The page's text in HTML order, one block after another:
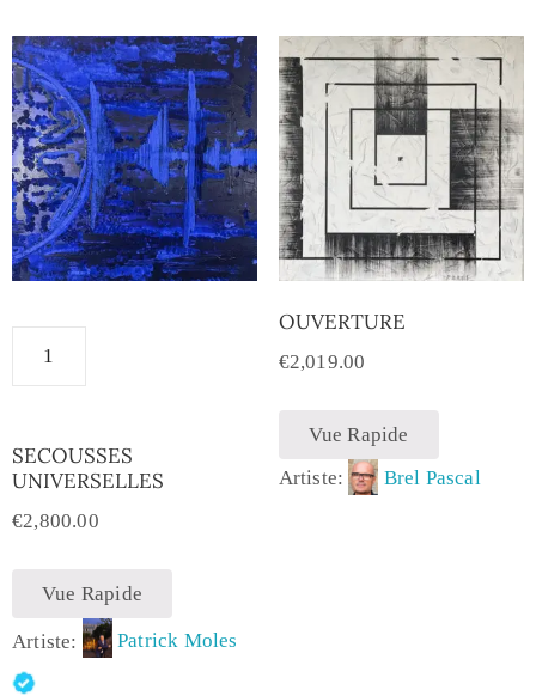
SECOUSSES
UNIVERSELLES
€2,800.00
Vue Rapide
Artiste: Patrick Moles
OUVERTURE
€2,019.00
Vue Rapide
Artiste:
Brel Pascal